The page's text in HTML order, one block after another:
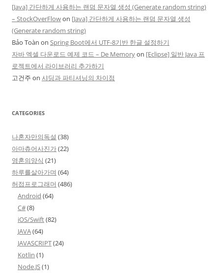
[Java] 간단하게 사용하는 랜덤 문자열 생성 (Generate random string)
– StockOverFlowon [Java] 간단하게 사용하는 랜덤 문자열 생성
(Generate random string)
Bảo Toàn on Spring Boot에서 UTF-8기반 한글 설정하기
자바 엑셀 다운로드 예제 코드 – De Memoryon [Eclipse] 일반 Java 프
로젝트에서 라이브러리 추가하기
고건주 on 샤딩과 파티셔닝의 차이점
CATEGORIES
나혼자만의독설 (38)
아마츄어사진가(22)
영혼의양식 (21)
하루를살아가며 (64)
허접프로그래머 (486)
Android (64)
C#(8)
iOS/Swift(82)
JAVA(64)
JAVASCRIPT(24)
Kotlin (1)
Node.JS(1)